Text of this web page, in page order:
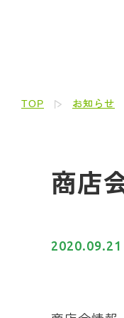
TOP お知らせ
商店
2020.09.21